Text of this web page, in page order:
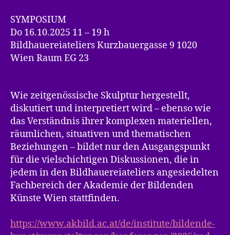
SYMPOSIUM
Do 16.10.2025 11 – 19 h
Bildhauereiateliers Kurzbauergasse 9 1020
Wien Raum EG 23
Wie zeitgenössische Skulptur hergestellt,
diskutiert und interpretiert wird – ebenso wie
das Verständnis ihrer komplexen materiellen,
räumlichen, situativen und thematischen
Beziehungen – bildet nur den Ausgangspunkt
für die vielschichtigen Diskussionen, die in
jedem in den Bildhauereiateliers angesiedelten
Fachbereich der Akademie der Bildenden
Künste Wien stattfinden.
https://www.akbild.ac.at/de/institute/bildende-